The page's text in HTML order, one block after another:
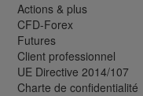
Actions & plus
CFD-Forex
Futures
Client professionnel
UE Directive 2014/107
Charte de confidentialité